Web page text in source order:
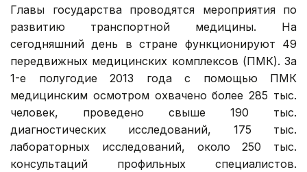
Главы государства проводятся мероприятия по
развитию транспортной медицины. На
сегодняшний день в стране функционируют 49
передвижных медицинских комплексов (ПМК). За
1-е полугодие 2013 года с помощью ПМК
медицинским осмотром охвачено более 285 тыс.
человек, проведено свыше 190 тыс.
диагностических исследований, 175 тыс.
лабораторных исследований, около 250 тыс.
консультаций профильных специалистов.